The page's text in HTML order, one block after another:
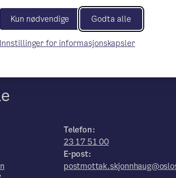
Kun nødvendige Godta alle
Innstillinger for informasjonskapsler
Telefon:
23 17 51 00
E-post: